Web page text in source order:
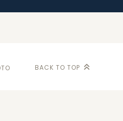
BACK TO TOP